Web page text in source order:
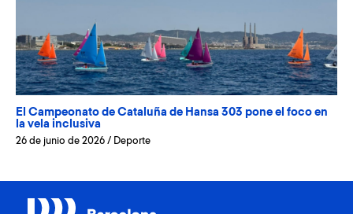
El Campeonato de Cataluña de Hansa 303 pone el foco en
la vela inclusiva
26 de junio de 2026 / Deporte